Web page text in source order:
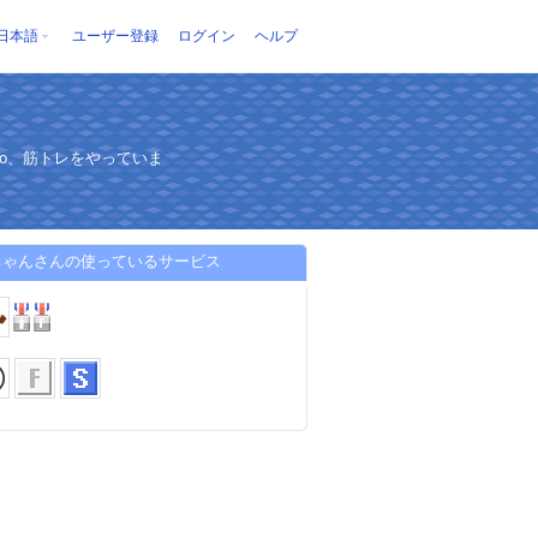
本語 ユーザー登録 ログイン ヘルプ
筋トレをやっていま
んさんの使っているサービス